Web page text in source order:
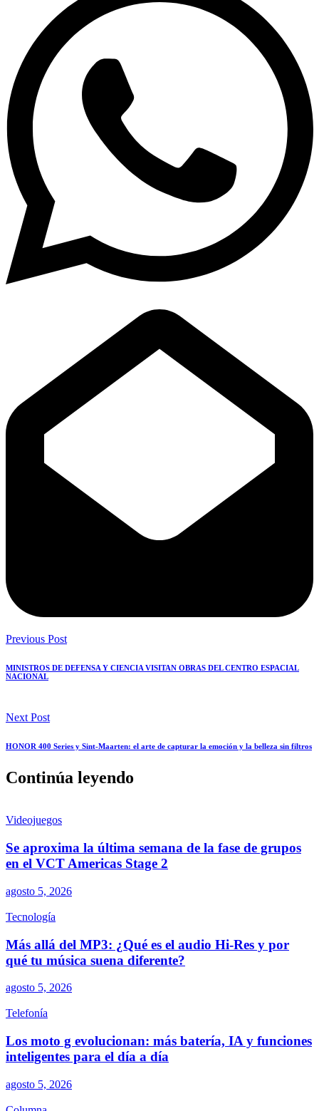
Previous Post
MINISTROS DE DEFENSA Y CIENCIA VISITAN OBRAS DEL CENTRO ESPACIAL
NACIONAL
Next Post
HONOR 400 Series y Sint-Maarten: el arte de capturar la emoción y la belleza sin filtros
Continúa leyendo
Videojuegos
Se aproxima la última semana de la fase de grupos
en el VCT Americas Stage 2
agosto 5, 2026
Tecnología
Más allá del MP3: ¿Qué es el audio Hi-Res y por
qué tu música suena diferente?
agosto 5, 2026
Telefonía
Los moto g evolucionan: más batería, IA y funciones
inteligentes para el día a día
agosto 5, 2026